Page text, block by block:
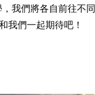
我們將各自前往不
我們一起期待吧！